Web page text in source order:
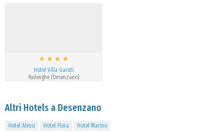
Hotel Villa Garuti
Padenghe (Desenzano)
Altri Hotels a Desenzano
Hotel Alessi Hotel Flora Hotel Marino